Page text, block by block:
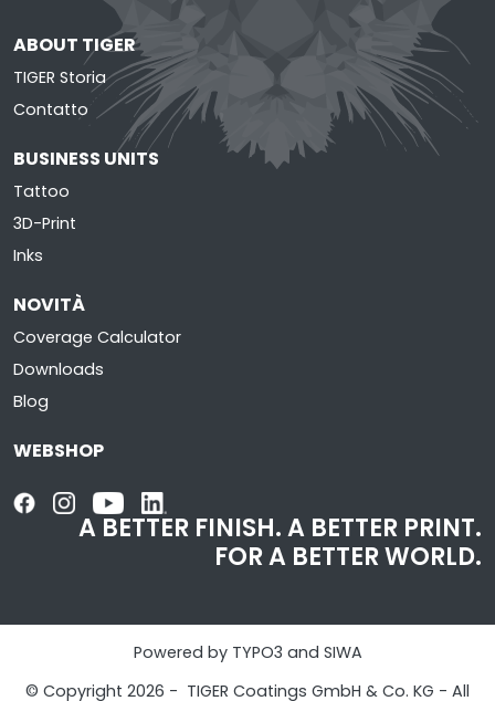
ABOUT TIGER
TIGER Storia
Contatto
BUSINESS UNITS
Tattoo
3D-Print
Inks
NOVITÀ
Coverage Calculator
Downloads
Blog
WEBSHOP
A BETTER FINISH.A BETTER PRINT.
FOR A BETTER WORLD.
Powered by TYPO3 and SIWA
© Copyright 2026 - TIGER Coatings GmbH & Co. KG - All